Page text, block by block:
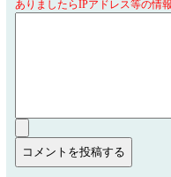
ありましたらIPアドレス等の情